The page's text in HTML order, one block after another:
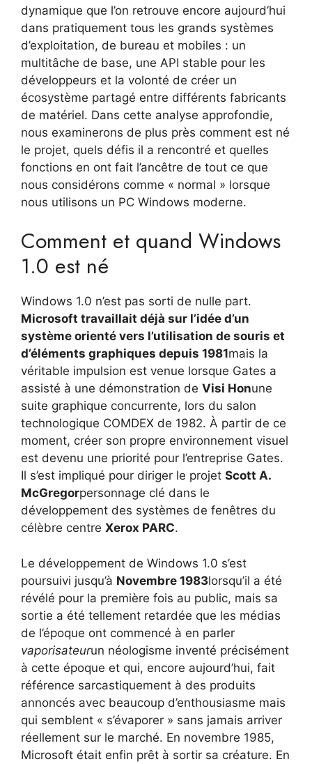
dynamique que l’on retrouve encore aujourd’hui
dans pratiquement tous les grands systèmes
d’exploitation, de bureau et mobiles : un
multitâche de base, une API stable pour les
développeurs et la volonté de créer un
écosystème partagé entre différents fabricants
de matériel. Dans cette analyse approfondie,
nous examinerons de plus près comment est né
le projet, quels défis il a rencontré et quelles
fonctions en ont fait l’ancêtre de tout ce que
nous considérons comme « normal » lorsque
nous utilisons un PC Windows moderne.
Comment et quand Windows
1.0 est né
Windows 1.0 n’est pas sorti de nulle part.
Microsoft travaillait déjà sur l’idée d’un
système orienté vers l’utilisation de souris et
d’éléments graphiques depuis 1981mais la
véritable impulsion est venue lorsque Gates a
assisté à une démonstration de Visi Honune
suite graphique concurrente, lors du salon
technologique COMDEX de 1982. À partir de ce
moment, créer son propre environnement visuel
est devenu une priorité pour l’entreprise Gates.
Il s’est impliqué pour diriger le projet Scott A.
McGregorpersonnage clé dans le
développement des systèmes de fenêtres du
célèbre centre Xerox PARC.
Le développement de Windows 1.0 s’est
poursuivi jusqu’à Novembre 1983lorsqu’il a été
révélé pour la première fois au public, mais sa
sortie a été tellement retardée que les médias
de l’époque ont commencé à en parler
vaporisateurun néologisme inventé précisément
à cette époque et qui, encore aujourd’hui, fait
référence sarcastiquement à des produits
annoncés avec beaucoup d’enthousiasme mais
qui semblent « s’évaporer » sans jamais arriver
réellement sur le marché. En novembre 1985,
Microsoft était enfin prêt à sortir sa créature. En